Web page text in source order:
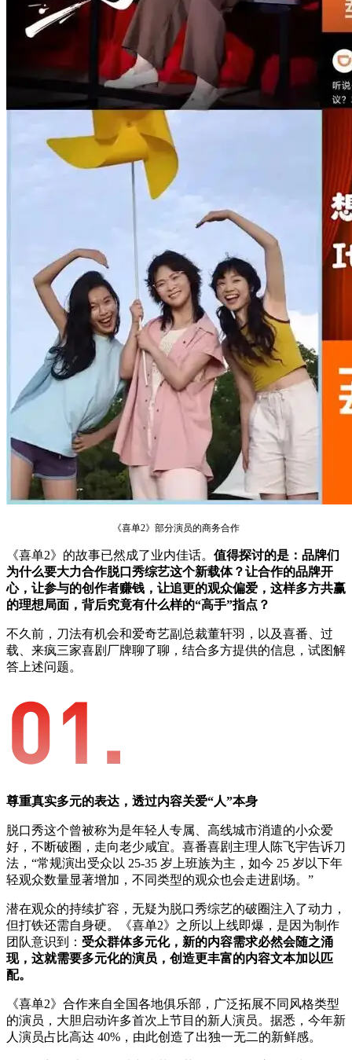
《喜单2》部分演员的商务合作
《喜单2》的故事已然成了业内佳话。 值得探讨的是：品牌们
为什么要大力合作脱口秀综艺这个新载体？让合作的品牌开
心，让参与的创作者赚钱，让追更的观众偏爱，这样多方共赢
的理想局面，背后究竟有什么样的“高手”指点？
不久前，刀法有机会和爱奇艺副总裁董轩羽，以及喜番、过
载、来疯三家喜剧厂牌聊了聊，结合多方提供的信息，试图解
答上述问题。
尊重真实多元的表达，透过内容关爱“人”本身
脱口秀这个曾被称为是年轻人专属、高线城市消遣的小众爱
好，不断破圈，走向老少咸宜。喜番喜剧主理人陈飞宇告诉刀
法，“常规演出受众以 25-35 岁上班族为主，如今 25 岁以下年
轻观众数量显著增加，不同类型的观众也会走进剧场。”
潜在观众的持续扩容，无疑为脱口秀综艺的破圈注入了动力，
但打铁还需自身硬。《喜单2》之所以上线即爆，是因为制作
团队意识到： 受众群体多元化，新的内容需求必然会随之涌
现，这就需要多元化的演员，创造更丰富的内容文本加以匹
配。
《喜单2》合作来自全国各地俱乐部，广泛拓展不同风格类型
的演员，大胆启动许多首次上节目的新人演员。据悉，今年新
人演员占比高达 40%，由此创造了出独一无二的新鲜感。